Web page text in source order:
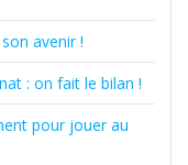
avenir !
: on fait le bilan !
pour jouer au